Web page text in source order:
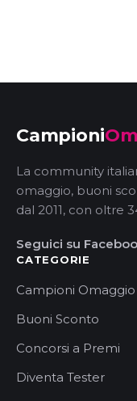
Campioni
La community
omaggio, buoni
dal 2011, con oltre
Seguici su
CATEGORIE
Campioni Omaggio
Buoni Sconto
Concorsi a Premi
Diventa Tester